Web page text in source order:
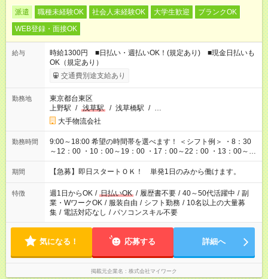
派遣 職種未経験OK 社会人未経験OK 大学生歓迎
ブランクOK
WEB登録・面接OK
給与
時給1300円 ■日払い・週払いOK！(規定あり) ■現金日払いも
OK（規定あり）
交通費別途支給あり
勤務地
東京都台東区
上野駅 / 浅草駅 / 浅草橋駅 / …
大手物流会社
勤務時間
9:00～18:00 希望の時間帯を選べます！ ＜シフト例＞ ・8：30
～12：00 ・10：00～19：00 ・17：00～22：00 ・13：00～
22：00 ・22：00～翌6：00 など
期間 【急募】即日スタートＯＫ！ 単発1日のみから働けます。
特徴 週1日からOK / 日払いOK / 履歴書不要 / 40～50代活躍中 / 副
業・WワークOK / 服装自由 / シフト勤務 / 10名以上の大量募
集 / 電話対応なし / パソコンスキル不要
気になる！ 応募する 詳細へ
掲載元企業名 株式会社マイワーク